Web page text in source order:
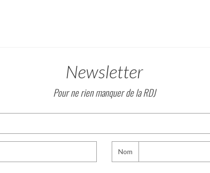
Newsletter
Pour ne rien manquer de la RDJ
Nom